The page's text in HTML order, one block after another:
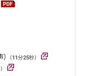
（11分25秒）